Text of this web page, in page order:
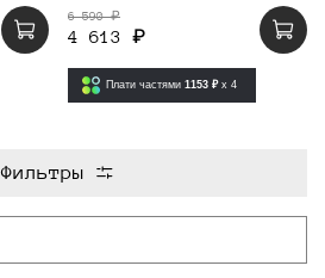
6 590 ₽
4 613 ₽
Плати частями 1153 ₽ x 4
Фильтры